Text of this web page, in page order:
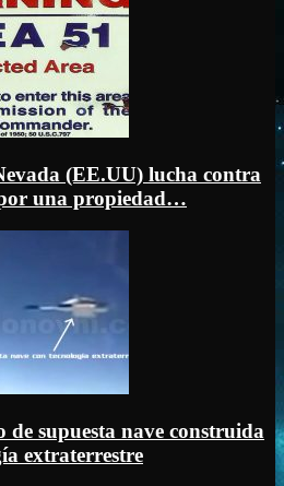
(EE.UU) lucha contra
una propiedad…
supuesta nave construida
extraterrestre